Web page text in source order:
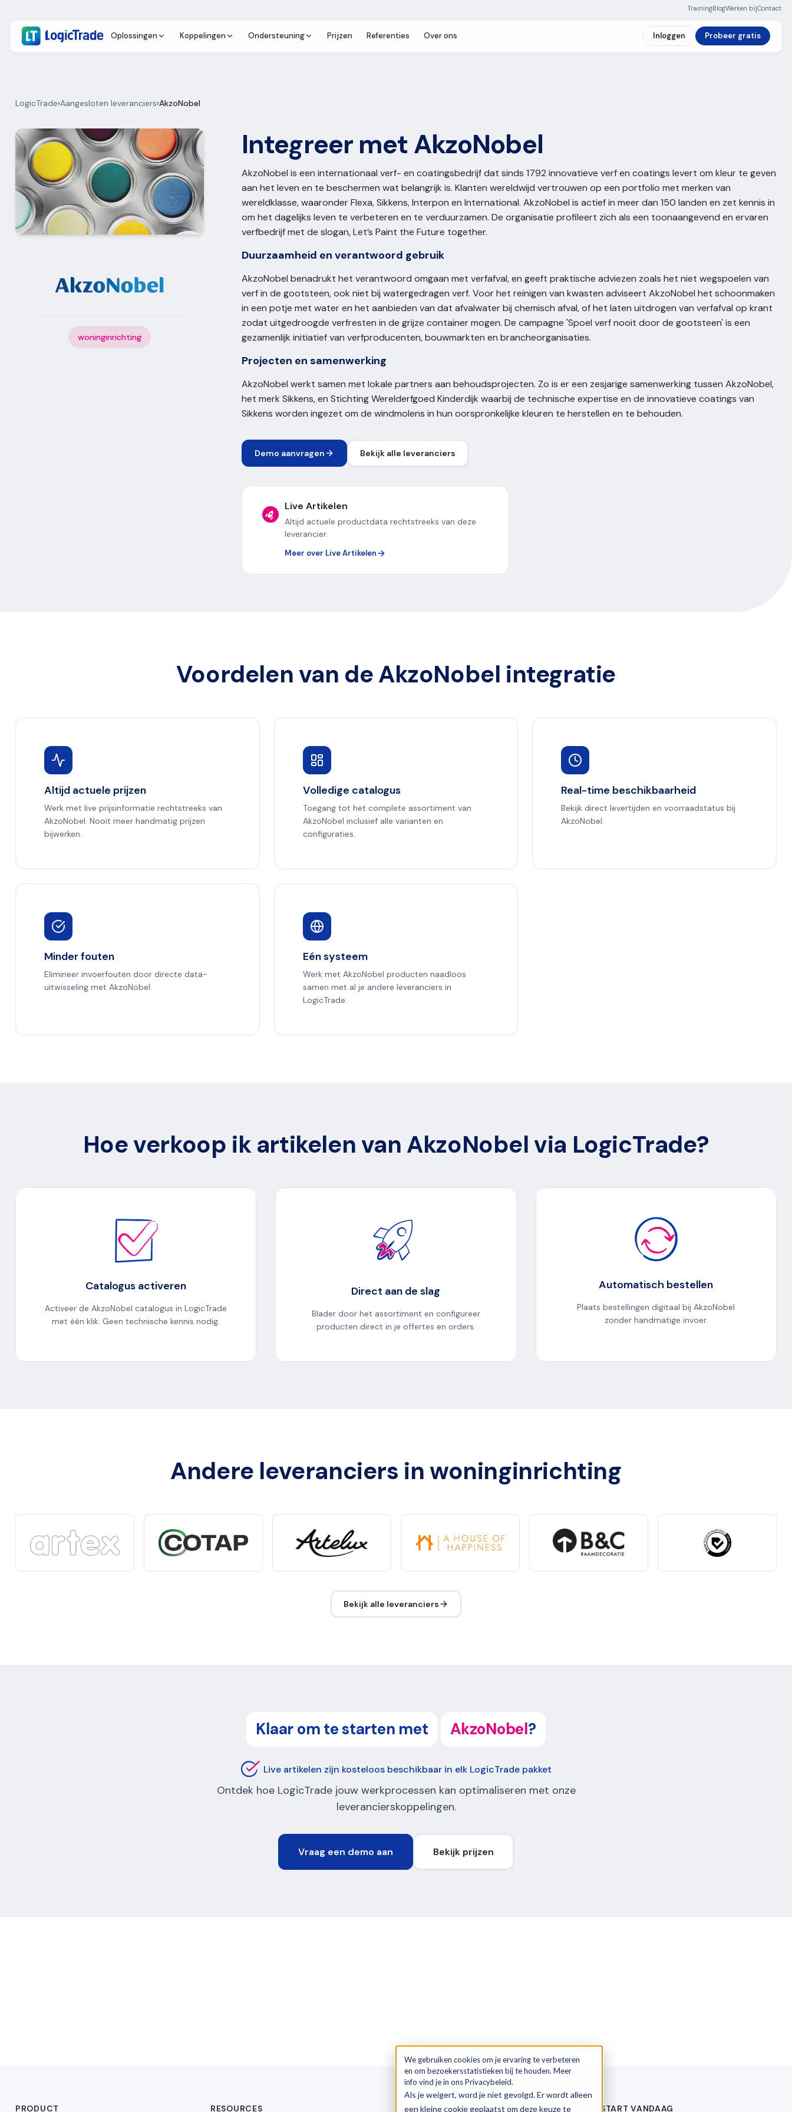
We gebruiken cookies om je ervaring te verbeteren
en om bezoekersstatistieken bij te houden. Meer
info vind je in ons Privacybeleid.
Als je weigert, word je niet gevolgd. Er wordt alleen
een kleine cookie geplaatst om deze keuze te
TrainingBlogWerken bijContact
Oplossingen Koppelingen Ondersteuning Prijzen Referenties Over ons Inloggen Probeer gratis
LogicTrade›Aangesloten leveranciers›AkzoNobel
woninginrichting
Integreer met AkzoNobel
AkzoNobel is een internationaal verf- en coatingsbedrijf dat sinds 1792 innovatieve verf en coatings levert om kleur te geven
aan het leven en te beschermen wat belangrijk is. Klanten wereldwijd vertrouwen op een portfolio met merken van
wereldklasse, waaronder Flexa, Sikkens, Interpon en International. AkzoNobel is actief in meer dan 150 landen en zet kennis in
om het dagelijks leven te verbeteren en te verduurzamen. De organisatie profileert zich als een toonaangevend en ervaren
verfbedrijf met de slogan, Let’s Paint the Future together.
Duurzaamheid en verantwoord gebruik
AkzoNobel benadrukt het verantwoord omgaan met verfafval, en geeft praktische adviezen zoals het niet wegspoelen van
verf in de gootsteen, ook niet bij watergedragen verf. Voor het reinigen van kwasten adviseert AkzoNobel het schoonmaken
in een potje met water en het aanbieden van dat afvalwater bij chemisch afval, of het laten uitdrogen van verfafval op krant
zodat uitgedroogde verfresten in de grijze container mogen. De campagne 'Spoel verf nooit door de gootsteen' is een
gezamenlijk initiatief van verfproducenten, bouwmarkten en brancheorganisaties.
Projecten en samenwerking
AkzoNobel werkt samen met lokale partners aan behoudsprojecten. Zo is er een zesjarige samenwerking tussen AkzoNobel,
het merk Sikkens, en Stichting Werelderfgoed Kinderdijk waarbij de technische expertise en de innovatieve coatings van
Sikkens worden ingezet om de windmolens in hun oorspronkelijke kleuren te herstellen en te behouden.
Demo aanvragen Bekijk alle leveranciers
Live Artikelen
Altijd actuele productdata rechtstreeks van deze
leverancier.
Meer over Live Artikelen
Voordelen van de AkzoNobel integratie
Altijd actuele prijzen
Werk met live prijsinformatie rechtstreeks van
AkzoNobel. Nooit meer handmatig prijzen
bijwerken.
Volledige catalogus
Toegang tot het complete assortiment van
AkzoNobel inclusief alle varianten en
configuraties.
Real-time beschikbaarheid
Bekijk direct levertijden en voorraadstatus bij
AkzoNobel.
Minder fouten
Elimineer invoerfouten door directe data-
uitwisseling met AkzoNobel.
Eén systeem
Werk met AkzoNobel producten naadloos
samen met al je andere leveranciers in
LogicTrade.
Hoe verkoop ik artikelen van AkzoNobel via LogicTrade?
Catalogus activeren
Activeer de AkzoNobel catalogus in LogicTrade
met één klik. Geen technische kennis nodig.
Direct aan de slag
Blader door het assortiment en configureer
producten direct in je offertes en orders.
Automatisch bestellen
Plaats bestellingen digitaal bij AkzoNobel
zonder handmatige invoer.
Andere leveranciers in woninginrichting
Bekijk alle leveranciers
Klaar om te starten met AkzoNobel?
Live artikelen zijn kosteloos beschikbaar in elk LogicTrade pakket
Ontdek hoe LogicTrade jouw werkprocessen kan optimaliseren met onze
leverancierskoppelingen.
Vraag een demo aan Bekijk prijzen
PRODUCT RESOURCES OVER LOGICTRADE START VANDAAG